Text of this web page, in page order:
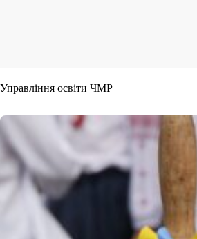
Управління освіти ЧМР